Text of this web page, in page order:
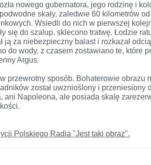
nowego gubernatora, jego rodzinę i
skały, zaledwie 60 kilometrów
Wsiedli do nich w pierwszej
się do szalup, sklecono tratwę. Łodzie
ją za niebezpieczny balast i rozkazał
do wody, z czasem zostawiano te, które
Argus.
przewrotny sposób. Bohaterowie obrazu
został uwznioślony i przeniesiony
ani Napoleona, ale posiada skalę
Polskiego Radia "Jest taki obraz".